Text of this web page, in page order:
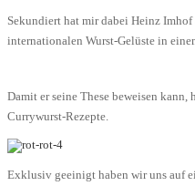
Sekundiert hat mir dabei Heinz
internationalen Wurst-Gelüste in
Damit er seine These beweisen
Currywurst-Rezepte.
Exklusiv geeinigt haben wir uns auf